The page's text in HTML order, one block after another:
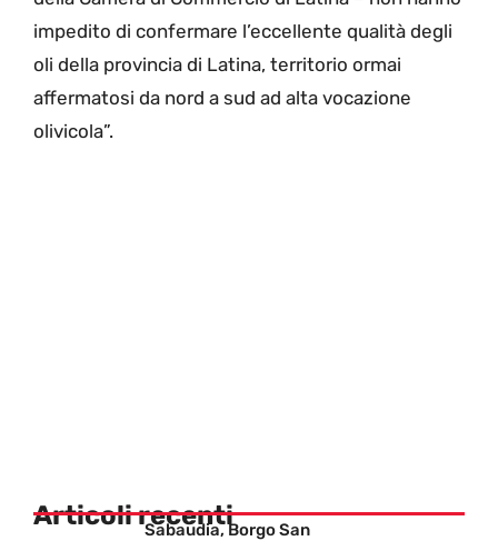
impedito di confermare l’eccellente qualità degli
oli della provincia di Latina, territorio ormai
affermatosi da nord a sud ad alta vocazione
olivicola”.
Articoli recenti
Sabaudia, Borgo San